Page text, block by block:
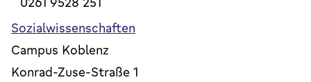
Sozialwissenschaften
Campus Koblenz
Konrad-Zuse-Straße 1